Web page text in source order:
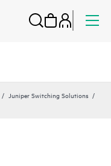
Juniper Switching Solutions